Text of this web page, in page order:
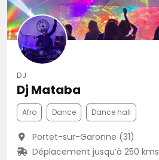
DJ
Dj Mataba
Afro Dance Dance hall
Portet-sur-Garonne (31)
Déplacement jusqu’à 250 kms